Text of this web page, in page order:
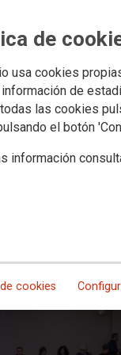
de
usa cookies
de
las cookies
el botón
información
cookies
crítico
en la
que no impedirá la
crítico, entre
al sistema de OIS,
Mental, teniendo en